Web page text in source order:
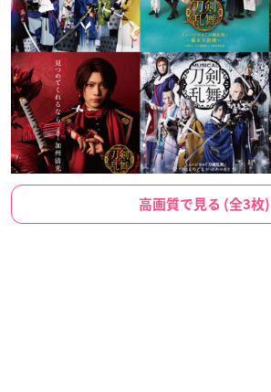
高画質で見る (全3枚)